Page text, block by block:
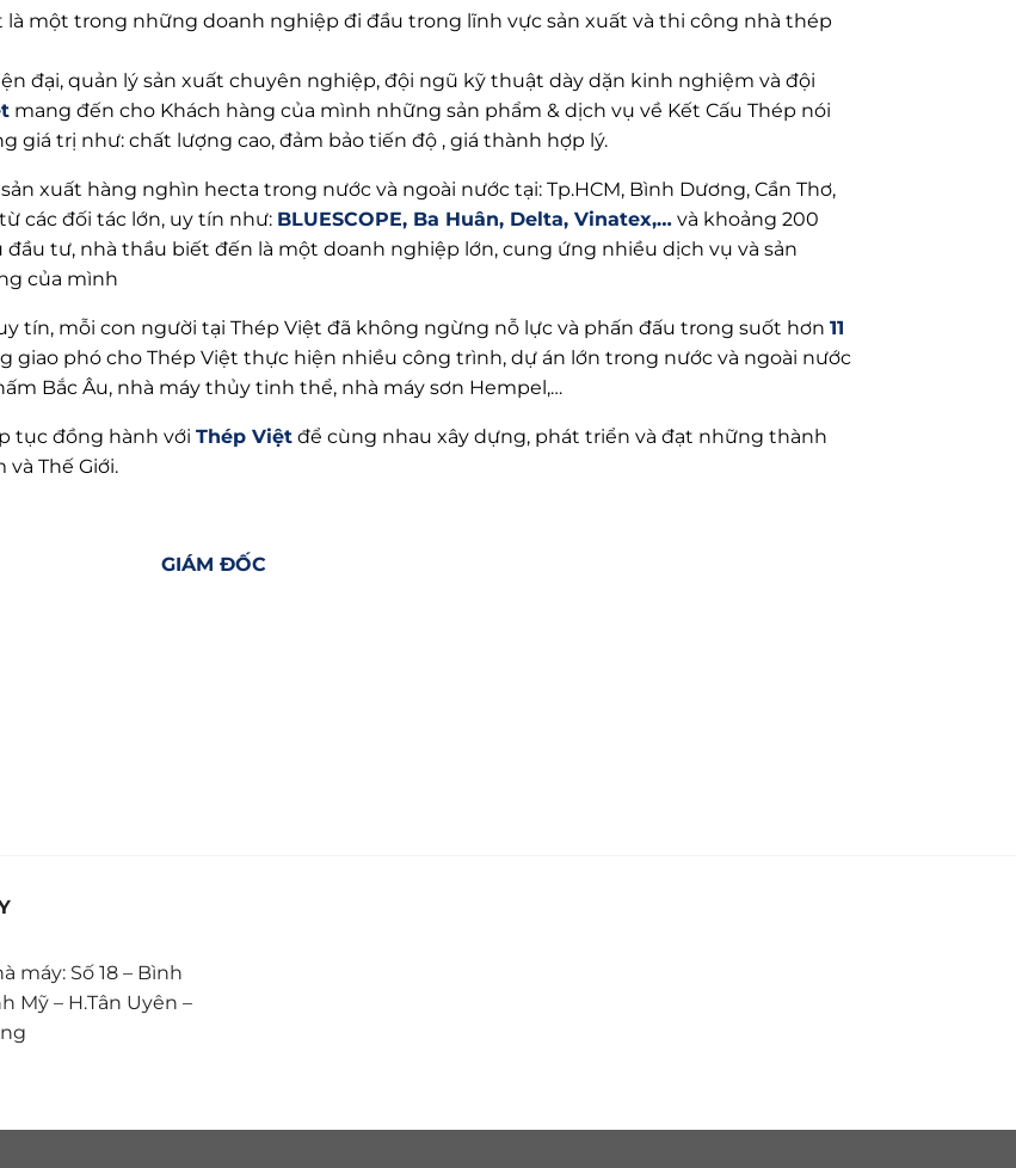
là một trong những doanh nghiệp đi đầu trong lĩnh vực sản xuất và thi công nhà thép
đại, quản lý sản xuất chuyên nghiệp, đội ngũ kỹ thuật dày dặn kinh nghiệm và đội
mang đến cho Khách hàng của mình những sản phẩm & dịch vụ về Kết Cấu Thép nói
giá trị như: chất lượng cao, đảm bảo tiến độ , giá thành hợp lý.
xuất hàng nghìn hecta trong nước và ngoài nước tại: Tp.HCM, Bình Dương, Cần Thơ,
các đối tác lớn, uy tín như: BLUESCOPE, Ba Huân, Delta, Vinatex,… và khoảng 200
tư, nhà thầu biết đến là một doanh nghiệp lớn, cung ứng nhiều dịch vụ và sản
của mình
tín, mỗi con người tại Thép Việt đã không ngừng nỗ lực và phấn đấu trong suốt hơn 11
giao phó cho Thép Việt thực hiện nhiều công trình, dự án lớn trong nước và ngoài nước
Bắc Âu, nhà máy thủy tinh thể, nhà máy sơn Hempel,…
tục đồng hành với Thép Việt để cùng nhau xây dựng, phát triển và đạt những thành
Thế Giới.
GIÁM ĐỐC
máy: Số 18 – Bình
Mỹ – H.Tân Uyên –